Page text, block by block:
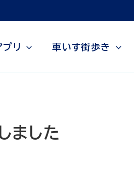
プリ 車いす街歩き
ました